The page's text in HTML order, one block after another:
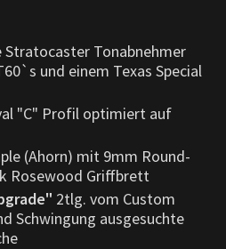
Stratocaster Tonabnehmer
und einem Texas Special
"C" Profil optimiert auf
(Ahorn) mit 9mm Round-
Rosewood Griffbrett
2tlg. vom Custom
Schwingung ausgesuchte